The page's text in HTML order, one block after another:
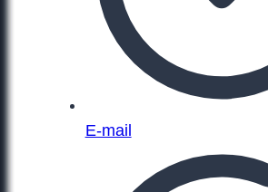
E-mail